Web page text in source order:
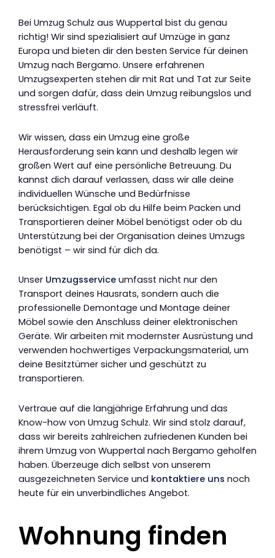
Bei Umzug Schulz aus Wuppertal bist du genau
richtig! Wir sind spezialisiert auf Umzüge in ganz
Europa und bieten dir den besten Service für deinen
Umzug nach Bergamo. Unsere erfahrenen
Umzugsexperten stehen dir mit Rat und Tat zur Seite
und sorgen dafür, dass dein Umzug reibungslos und
stressfrei verläuft.
Wir wissen, dass ein Umzug eine große
Herausforderung sein kann und deshalb legen wir
großen Wert auf eine persönliche Betreuung. Du
kannst dich darauf verlassen, dass wir alle deine
individuellen Wünsche und Bedürfnisse
berücksichtigen. Egal ob du Hilfe beim Packen und
Transportieren deiner Möbel benötigst oder ob du
Unterstützung bei der Organisation deines Umzugs
benötigst – wir sind für dich da.
Unser Umzugsservice umfasst nicht nur den
Transport deines Hausrats, sondern auch die
professionelle Demontage und Montage deiner
Möbel sowie den Anschluss deiner elektronischen
Geräte. Wir arbeiten mit modernster Ausrüstung und
verwenden hochwertiges Verpackungsmaterial, um
deine Besitztümer sicher und geschützt zu
transportieren.
Vertraue auf die langjährige Erfahrung und das
Know-how von Umzug Schulz. Wir sind stolz darauf,
dass wir bereits zahlreichen zufriedenen Kunden bei
ihrem Umzug von Wuppertal nach Bergamo geholfen
haben. Überzeuge dich selbst von unserem
ausgezeichneten Service und kontaktiere uns noch
heute für ein unverbindliches Angebot.
Wohnung finden